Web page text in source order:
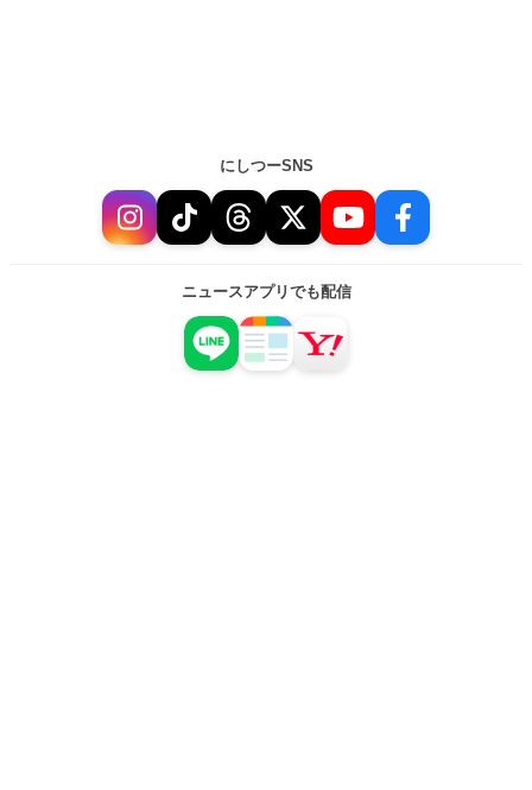
にしつーSNS
ニュースアプリでも配信